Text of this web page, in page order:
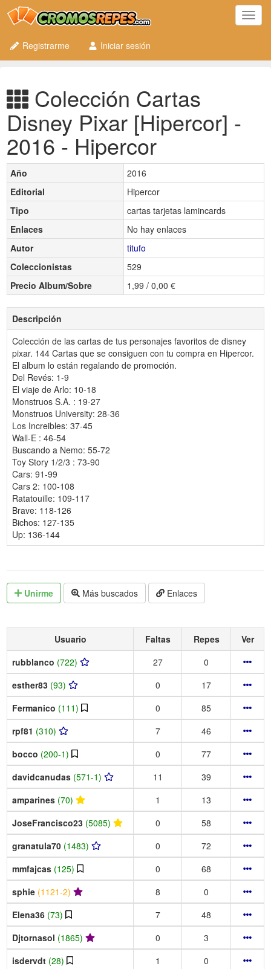
Registrarme
Iniciar sesión
Colección Cartas
Disney Pixar [Hipercor] -
2016 - Hipercor
Año
2016
Editorial
Hipercor
Tipo
cartas tarjetas lamincards
Enlaces
No hay enlaces
Autor
titufo
Coleccionistas
529
Precio Album/Sobre
1,99 / 0,00 €
Descripción
Colección de las cartas de tus personajes favoritos de disney
pixar. 144 Cartas que se consiguen con tu compra en Hipercor.
El album lo están regalando de promoción.
Del Revés: 1-9
El viaje de Arlo: 10-18
Monstruos S.A. : 19-27
Monstruos University: 28-36
Los Increibles: 37-45
Wall-E : 46-54
Buscando a Nemo: 55-72
Toy Story 1/2/3 : 73-90
Cars: 91-99
Cars 2: 100-108
Ratatouille: 109-117
Brave: 118-126
Bichos: 127-135
Up: 136-144
Unirme Más buscados Enlaces
Usuario Faltas Repes
Ver
rubblanco (722) 27
0
esther83 (93) 0
17
Fermanico (111) 0
85
rpf81 (310) 7
46
bocco (200-1) 0
77
davidcanudas (571-1) 11
39
amparines (70) 1
13
JoseFrancisco23 (5085) 0
58
granatula70 (1483) 0
72
mmfajcas (125) 0
68
sphie (1121-2) 8
0
Elena36 (73) 7
48
Djtornasol (1865) 0
3
isdervdt (28) 1
0